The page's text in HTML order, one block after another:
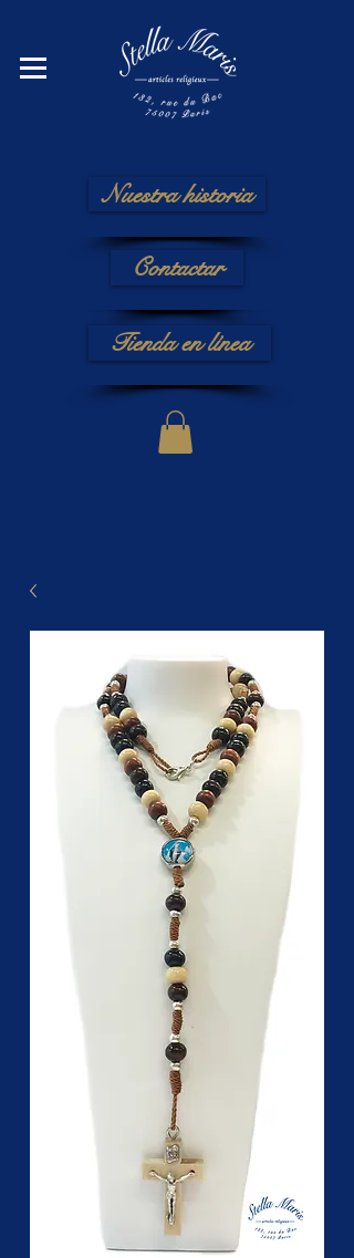
Nuestra historia
Contactar
Tienda en línea